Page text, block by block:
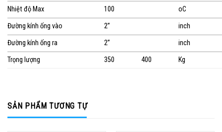
Nhiệt độ Max
100
oC
Đường kính ống vào
2”
inch
Đường kính ống ra
2”
inch
Trọng lượng
350 400 Kg
SẢN PHẨM TƯƠNG TỰ